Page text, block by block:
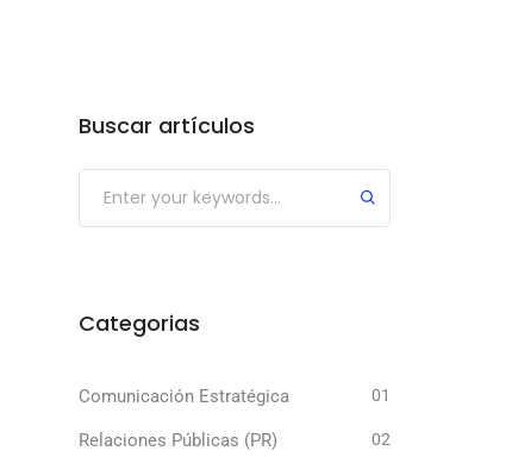
Buscar artículos
Submit
Categorias
Comunicación Estratégica 01
Relaciones Públicas (PR) 02